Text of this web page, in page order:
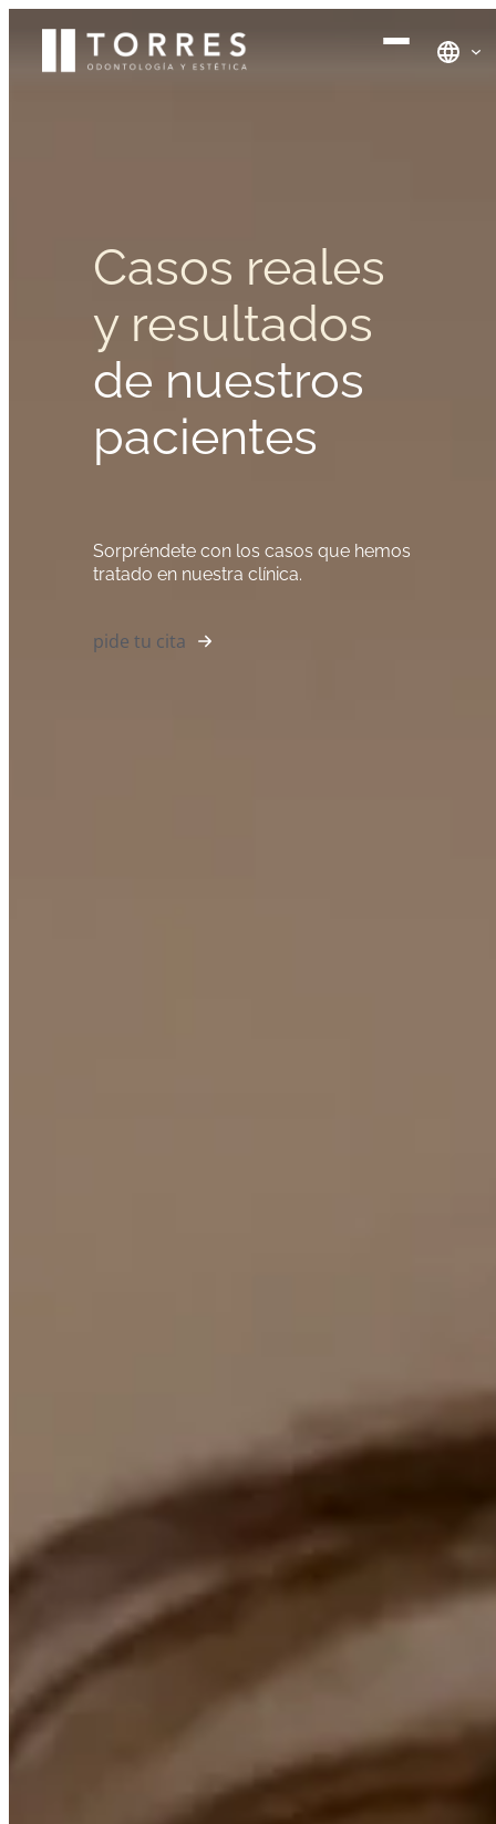
Casos reales
y resultados
de nuestros
pacientes
Sorpréndete con los casos que hemos
tratado en nuestra clínica.
pide tu cita